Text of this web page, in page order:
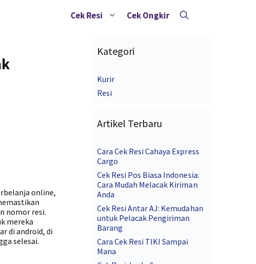
Cek Resi Cek Ongkir
online,
nomor resi.
mereka
di android, di
selesai.
Kategori
Kurir
Resi
Artikel Terbaru
Cara Cek Resi Cahaya Express
Cargo
Cek Resi Pos Biasa Indonesia:
Cara Mudah Melacak Kiriman
Anda
Cek Resi Antar AJ: Kemudahan
untuk Pelacak Pengiriman
Barang
Cara Cek Resi TIKI Sampai
Mana